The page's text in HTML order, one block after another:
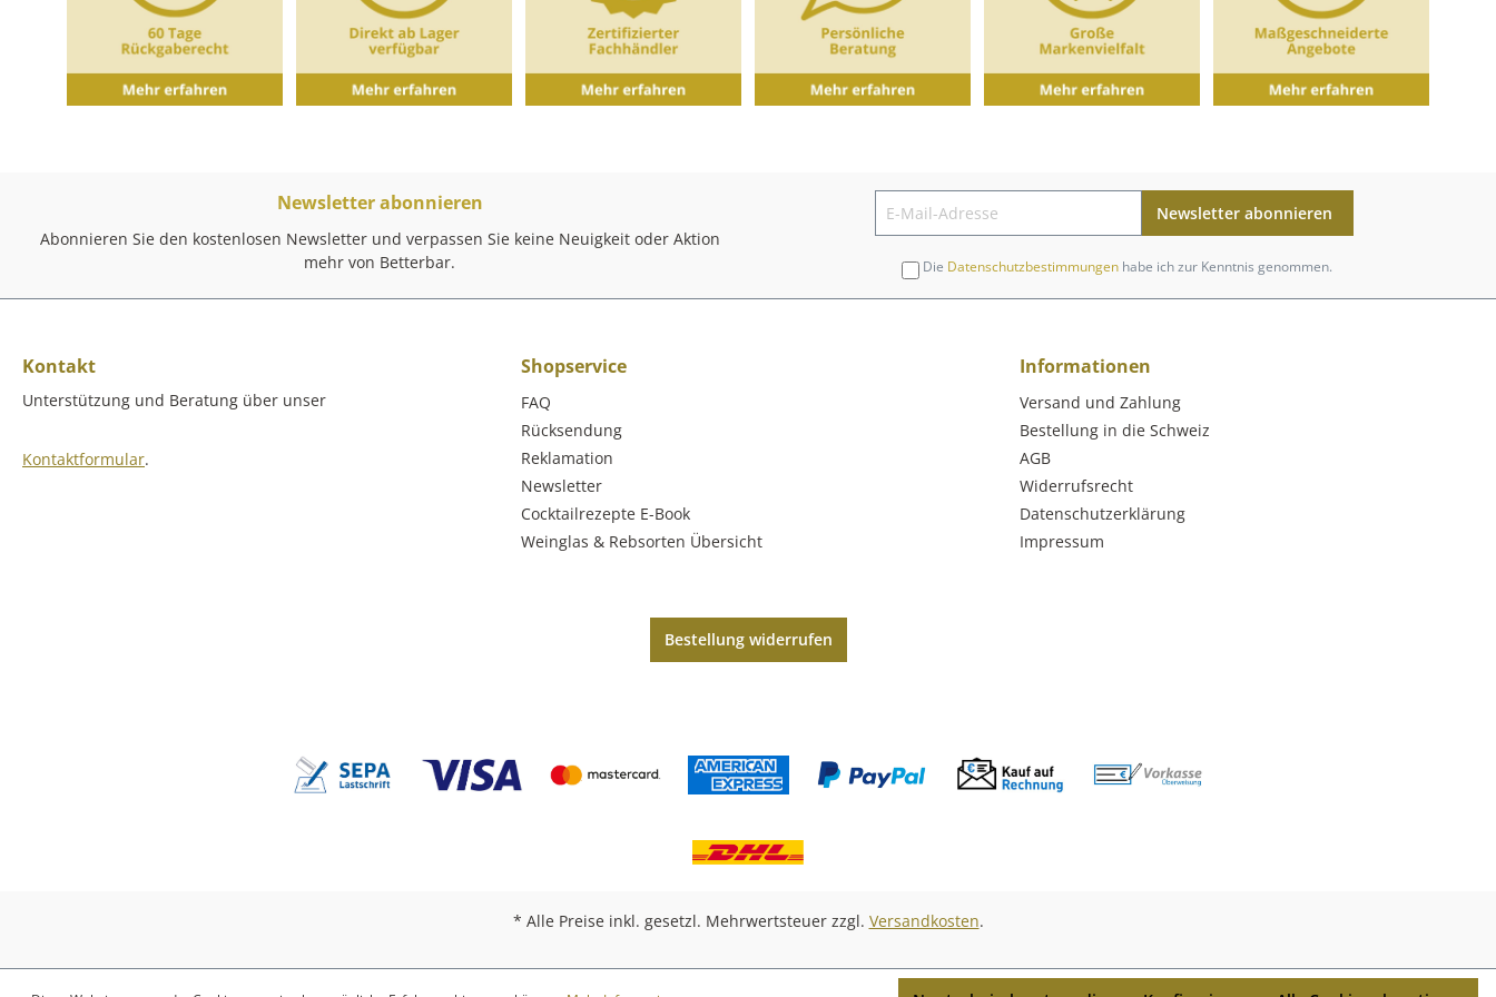
Newsletter abonnieren
Abonnieren Sie den kostenlosen Newsletter und verpassen Sie keine Neuigkeit oder Aktion
mehr von Betterbar.
Newsletter abonnieren
Die Datenschutzbestimmungenhabe ich zur Kenntnis genommen.
Kontakt
Unterstützung und Beratung über unser
Kontaktformular.
Shopservice
FAQ
Rücksendung
Reklamation
Newsletter
Cocktailrezepte E-Book
Weinglas & Rebsorten Übersicht
Informationen
Versand und Zahlung
Bestellung in die Schweiz
AGB
Widerrufsrecht
Datenschutzerklärung
Impressum
Bestellung widerrufen
* Alle Preise inkl. gesetzl. Mehrwertsteuer zzgl. Versandkosten.